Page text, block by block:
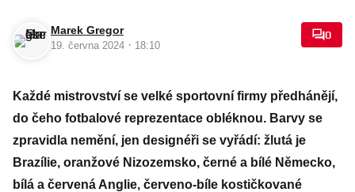
Marek Gregor
19. června 2024 · 18:10
0
Každé mistrovství se velké sportovní firmy předhánějí,
do čeho fotbalové reprezentace obléknou. Barvy se
zpravidla nemění, jen designéři se vyřádí: žlutá je
Brazílie, oranžové Nizozemsko, černé a bílé Německo,
bílá a červená Anglie, červeno-bíle kostičkované